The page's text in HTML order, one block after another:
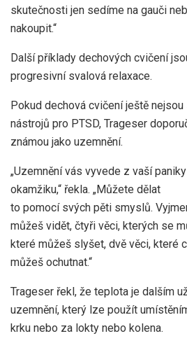
skutečnosti jen sedíme na gauči
nakoupit.“
Další příklady dechových cvičení
progresivní svalová relaxace.
Pokud dechová cvičení ještě
nástrojů pro PTSD, Trageser
známou jako uzemnění.
„Uzemnění vás vyvede z vaší
okamžiku,“ řekla. „Můžete dělat
to pomocí svých pěti smyslů.
můžeš vidět, čtyři věci, kterých se
které můžeš slyšet, dvě věci, které
můžeš ochutnat.“
Trageser řekl, že teplota je dalším
uzemnění, který lze použít
krku nebo za lokty nebo kolena.